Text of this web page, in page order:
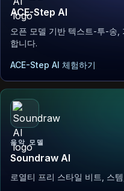
ACE-Step AI
오픈 모델 기반 텍스트-투-송,
합니다.
ACE-Step AI 체험하기
음악 모델
Soundraw AI
로열티 프리 스타일 비트, 스